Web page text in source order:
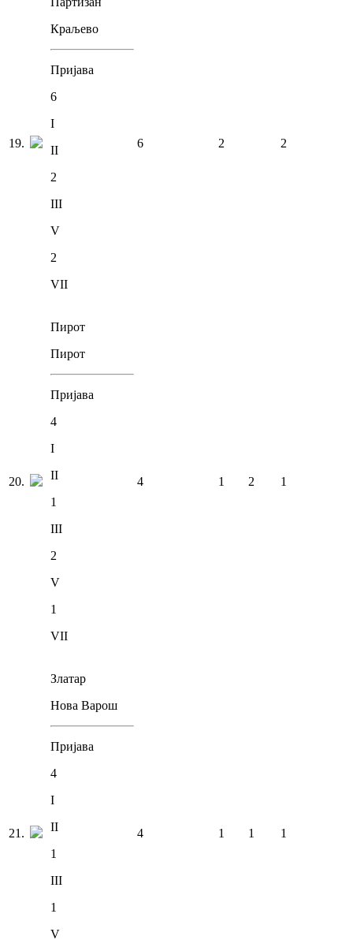
19.
Краљево
Пријава
6
I
II
2
III
V
2
VII
6 2 2
20.
Пирот
Пирот
Пријава
4
I
II
1
III
2
V
1
VII
4 1 2 1
21 .
Златар
Нова Варош
Пријава
4
I
II
1
III
1
V
4 1 1 1